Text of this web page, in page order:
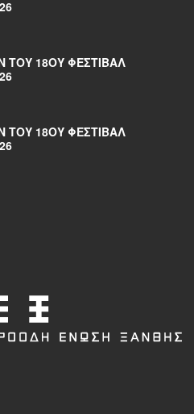
ΤΟΥ 18ΟΥ ΦΕΣΤΙΒΆΛ
ΤΟΥ 18ΟΥ ΦΕΣΤΙΒΆΛ